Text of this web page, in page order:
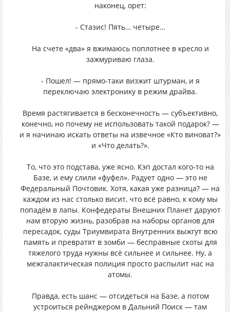
наконец, орет:
- Стазис! Пять… четыре…
На счете «два» я вжимаюсь поплотнее в кресло и
зажмуриваю глаза.
- Пошел! — прямо-таки визжит штурман, и я
переключаю электронику в режим драйва.
Время растягивается в бесконечность — субъективно,
конечно, но почему не использовать такой подарок? —
и я начинаю искать ответы на извечное «Кто виноват?»
и «Что делать?».
То, что это подстава, уже ясно. Кэп достал кого-то на
Базе, и ему слили «фуфел». Радует одно — это не
Федеральный Почтовик. Хотя, какая уже разница? — на
каждом из нас столько висит, что всё равно, к кому мы
попадём в лапы. Конфедераты Внешних Планет даруют
нам вторую жизнь, разобрав на наборы органов для
пересадок, суды Триумвирата Внутренних выжгут всю
память и превратят в зомби — бесправные скоты для
тяжелого труда нужны всё сильнее и сильнее. Ну, а
межгалактическая полиция просто распылит нас на
атомы.
Правда, есть шанс — отсидеться на Базе, а потом
устроиться рейнджером в Дальний Поиск — там